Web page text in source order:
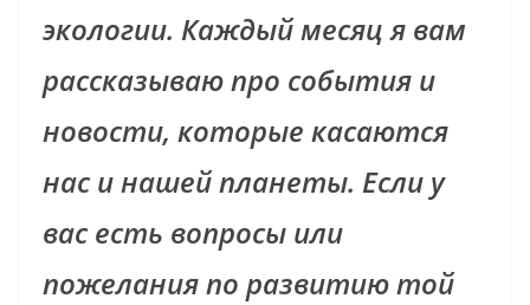
экологии. Каждый месяц я вам
рассказываю про события и
новости, которые касаются
нас и нашей планеты. Если у
вас есть вопросы или
пожелания по развитию той